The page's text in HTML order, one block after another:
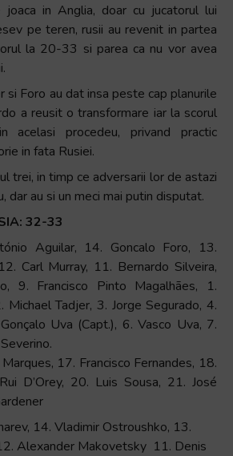
joaca in Anglia, doar cu jucatorul lui
pe teren, rusii au revenit in partea
la 20-33 si parea ca nu vor avea
si Foro au dat insa peste cap planurile
a reusit o transformare iar la scorul
procedeu, privand practic
in fata Rusiei.
trei, in timp ce adversarii lor de astazi
dar au si un meci mai putin disputat.
32-33
Aguilar, 14. Goncalo Foro, 13.
Carl Murray, 11. Bernardo Silveira,
9. Francisco Pinto Magalhães, 1.
Michael Tadjer, 3. Jorge Segurado, 4.
Uva (Capt.), 6. Vasco Uva, 7.
17. Francisco Fernandes, 18.
D’Orey, 20. Luis Sousa, 21. José
14. Vladimir Ostroushko, 13.
Alexander Makovetsky 11. Denis